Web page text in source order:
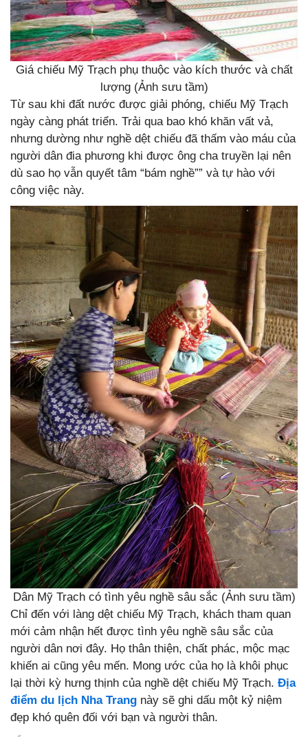
Giá chiếu Mỹ Trạch phụ thuộc vào kích thước và chất
lượng (Ảnh sưu tầm)
Từ sau khi đất nước được giải phóng, chiếu Mỹ Trạch
ngày càng phát triển. Trải qua bao khó khăn vất vả,
nhưng dường như nghề dệt chiếu đã thấm vào máu của
người dân đia phương khi được ông cha truyền lại nên
dù sao họ vẫn quyết tâm “bám nghề”” và tự hào với
công việc này.
Dân Mỹ Trạch có tình yêu nghề sâu sắc (Ảnh sưu tầm)
Chỉ đến với làng dệt chiếu Mỹ Trạch, khách tham quan
mới cảm nhận hết được tình yêu nghề sâu sắc của
người dân nơi đây. Họ thân thiện, chất phác, mộc mạc
khiến ai cũng yêu mến. Mong ước của họ là khôi phục
lại thời kỳ hưng thịnh của nghề dệt chiếu Mỹ Trạch. Địa
điểm du lịch Nha Trang này sẽ ghi dấu một kỷ niệm
đẹp khó quên đối với bạn và người thân.